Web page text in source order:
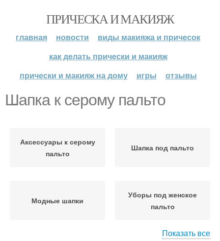
ПРИЧЕСКА И МАКИЯЖ
главная новости
виды макияжа и причесок
как делать прически и макияж
прически и макияж на дому
игры отзывы
Шапка к серому пальто
Аксессуары к серому
пальто
Шапка под пальто
Модные шапки
Уборы под женское
пальто
Показать все